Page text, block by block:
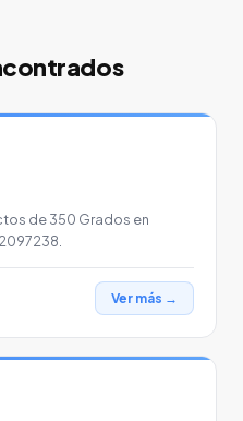
de 350 Grados en
Ver más →